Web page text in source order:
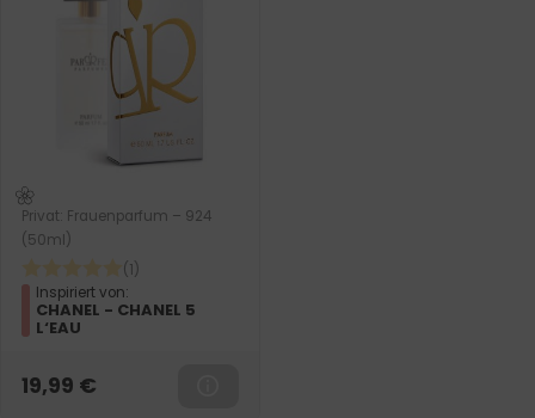
Privat: Frauenparfum – 924
(50ml)
(1)
Inspiriert von:
CHANEL - CHANEL 5
L‘EAU
19,99 €